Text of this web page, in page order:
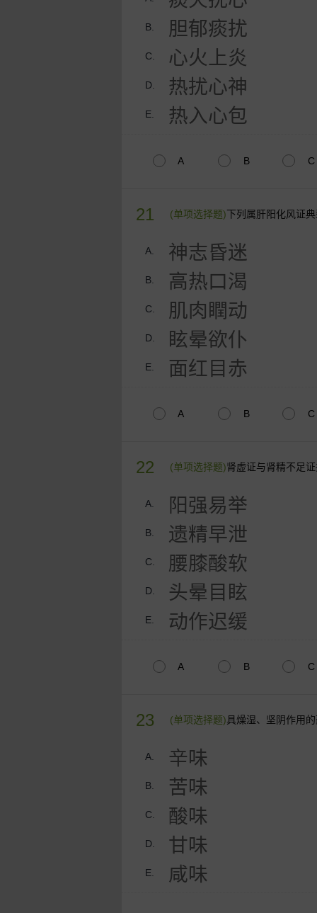
B. 胆郁痰扰
C. 心火上炎
D. 热扰心神
E. 热入心包
A B C
21 (单项选择题)下列属肝阳化风证
A. 神志昏迷
B. 高热口渴
C. 肌肉瞤动
D. 眩晕欲仆
E. 面红目赤
A B C
22 (单项选择题)肾虚证与肾精不足
A. 阳强易举
B. 遗精早泄
C. 腰膝酸软
D. 头晕目眩
E. 动作迟缓
A B C
23 (单项选择题)具燥湿、坚阴作用
A. 辛味
B. 苦味
C. 酸味
D. 甘味
E. 咸味